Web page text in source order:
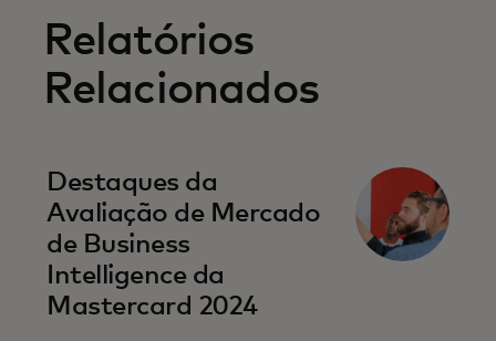
Relatórios
Relacionados
Destaques da
Avaliação de Mercado
de Business
Intelligence da
Mastercard 2024